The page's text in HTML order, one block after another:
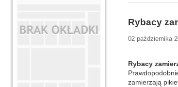
Rybacy
02 października
Rybacy
zamierzają